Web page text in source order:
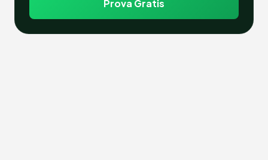
Prova Gratis